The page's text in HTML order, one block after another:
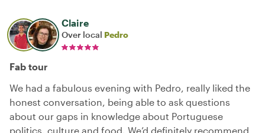
Claire
Over local Pedro
Fab tour
We had a fabulous evening with Pedro, really liked the
honest conversation, being able to ask questions
about our gaps in knowledge about Portuguese
politics, culture and food. We’d definitely recommend